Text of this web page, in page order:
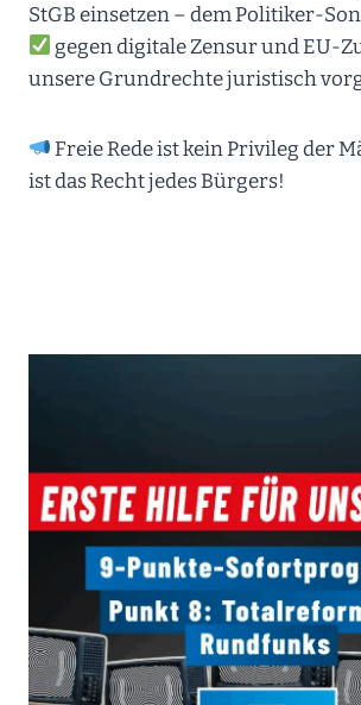
StGB einsetzen – dem Politiker-
gegen digitale Zensur und EU-
unsere Grundrechte juristisch
Freie Rede ist kein Privileg der
ist das Recht jedes Bürgers!